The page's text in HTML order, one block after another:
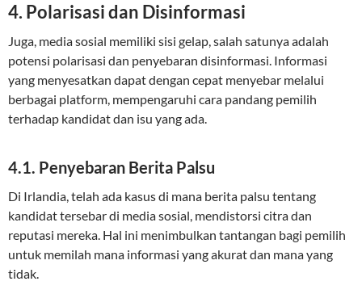
4. Polarisasi dan Disinformasi
Juga, media sosial memiliki sisi gelap, salah satunya adalah
potensi polarisasi dan penyebaran disinformasi. Informasi
yang menyesatkan dapat dengan cepat menyebar melalui
berbagai platform, mempengaruhi cara pandang pemilih
terhadap kandidat dan isu yang ada.
4.1. Penyebaran Berita Palsu
Di Irlandia, telah ada kasus di mana berita palsu tentang
kandidat tersebar di media sosial, mendistorsi citra dan
reputasi mereka. Hal ini menimbulkan tantangan bagi pemilih
untuk memilah mana informasi yang akurat dan mana yang
tidak.